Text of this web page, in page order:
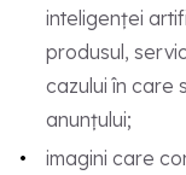
inteligenței
produsul,
cazului în care
anunțului;
imagini care